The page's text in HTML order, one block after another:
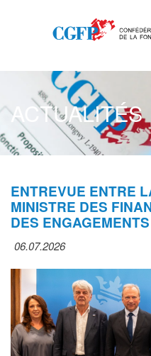
Skip to main content
ACTUALITÉS
ENTREVUE ENTRE
MINISTRE DES
DES
06.07.2026